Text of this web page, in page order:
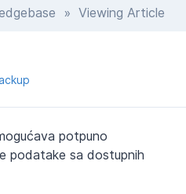
» Viewing Article
potpuno
podatake sa dostupnih